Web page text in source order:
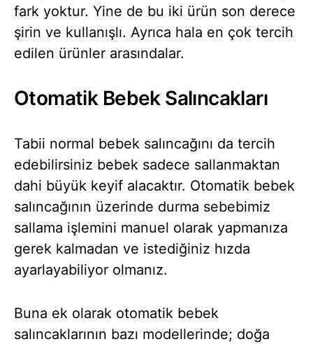
fark yoktur. Yine de bu iki ürün son derece
şirin ve kullanışlı. Ayrıca hala en çok tercih
edilen ürünler arasındalar.
Otomatik Bebek Salıncakları
Tabii normal bebek salıncağını da tercih
edebilirsiniz bebek sadece sallanmaktan
dahi büyük keyif alacaktır. Otomatik bebek
salıncağının üzerinde durma sebebimiz
sallama işlemini manuel olarak yapmanıza
gerek kalmadan ve istediğiniz hızda
ayarlayabiliyor olmanız.
Buna ek olarak otomatik bebek
salıncaklarının bazı modellerinde; doğa